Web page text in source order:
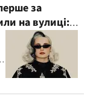
за
на вулиці:
свого